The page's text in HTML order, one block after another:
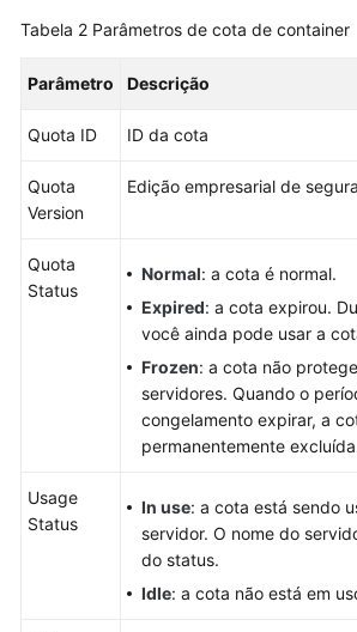
de
de
de
riscos
Prevenção
Operações
segurança
Tabela 2 Parâmetros de cota de container
Parâmetro Descrição
Quota ID ID da cota
Quota
Version
Edição empresarial de
Quota
Status
Normal: a cota é normal.
Expired: a cota expirou.
você ainda pode usar a
Frozen: a cota não
servidores. Quando o
congelamento expirar, a
permanentemente
Usage
Status
In use: a cota está sendo
servidor. O nome do
do status.
Idle: a cota não está em